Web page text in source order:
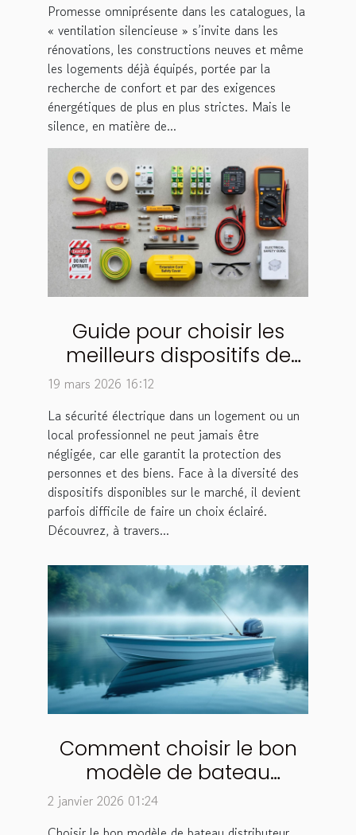
Promesse omniprésente dans les catalogues, la
« ventilation silencieuse » s’invite dans les
rénovations, les constructions neuves et même
les logements déjà équipés, portée par la
recherche de confort et par des exigences
énergétiques de plus en plus strictes. Mais le
silence, en matière de...
Guide pour choisir les
meilleurs dispositifs de
sécurité électrique
19 mars 2026 16:12
La sécurité électrique dans un logement ou un
local professionnel ne peut jamais être
négligée, car elle garantit la protection des
personnes et des biens. Face à la diversité des
dispositifs disponibles sur le marché, il devient
parfois difficile de faire un choix éclairé.
Découvrez, à travers...
Comment choisir le bon
modèle de bateau
distributeur d'appâts ?
2 janvier 2026 01:24